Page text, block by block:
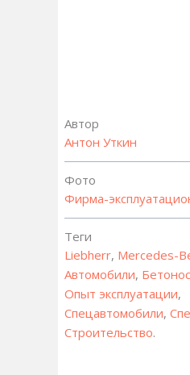
Автор
Антон Уткин
Фото
Фирма-
Теги
Liebherr, Mercedes-
Автомобили,
Опыт эксплуатации,
Спецавтомобили,
Строительство.